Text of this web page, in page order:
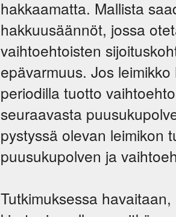
hakkaamatta. Mallista
hakkuusäännöt, jossa
vaihtoehtoisten
epävarmuus. Jos
periodilla tuotto
seuraavasta
pystyssä olevan leimikon
puusukupolven ja
Tutkimuksessa